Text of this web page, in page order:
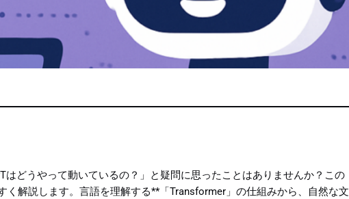
どうやって動いているの？」と疑問に思ったことはありませんか？この
解説します。言語を理解する**「Transformer」の仕組みから、自然な文